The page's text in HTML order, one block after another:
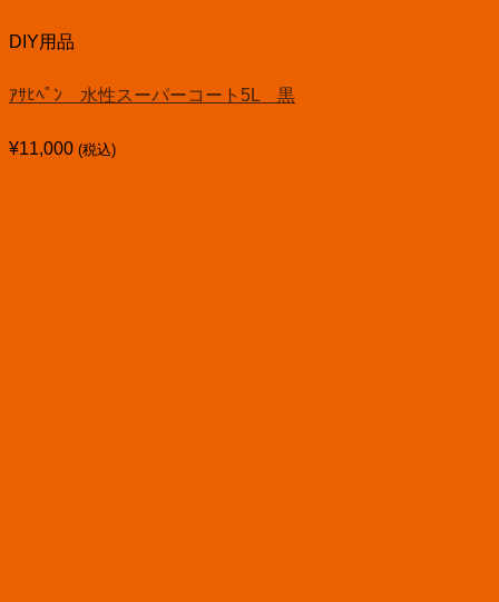
DIY用品
ｱｻﾋﾍﾟﾝ 水性スーパーコート5L 黒
¥11,000 (税込)